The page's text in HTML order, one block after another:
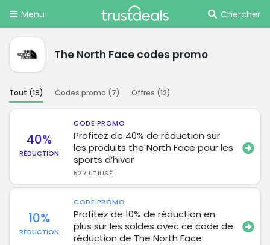
Menu Chercher
The North Face codes promo
Tout (19) Codes promo (7) Offres (12)
40%
RÉDUCTION
CODE PROMO
Profitez de 40% de réduction sur
les produits the North Face pour les
sports d’hiver
527 UTILISÉ
10%
RÉDUCTION
CODE PROMO
Profitez de 10% de réduction en
plus sur les soldes avec ce code de
réduction de The North Face